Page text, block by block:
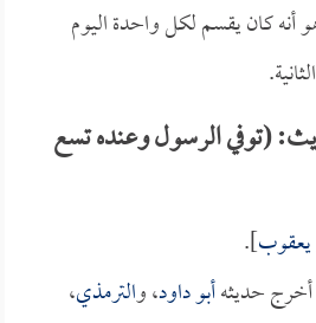
أنه كان يقسم لكل واحدة اليوم
(توفي الرسول وعنده تسع
يعقوب].
أخرج حديثهأبو داود، والترمذي،